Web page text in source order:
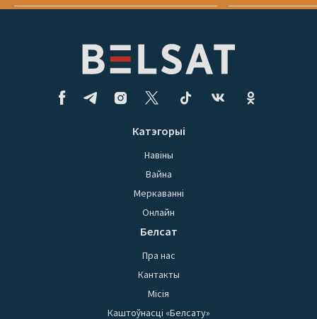
Катэгорыі
Навіны
Вайна
Меркаванні
Онлайн
Белсат
Пра нас
Кантакты
Місія
Каштоўнасці «Белсату»